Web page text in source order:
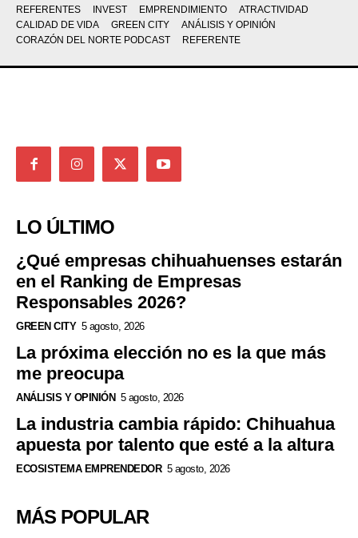
REFERENTES INVEST EMPRENDIMIENTO
ATRACTIVIDAD
CALIDAD DE VIDA
GREEN CITY
ANÁLISIS Y OPINIÓN
CORAZÓN DEL NORTE PODCAST
REFERENTE
LO ÚLTIMO
¿Qué empresas chihuahuenses estarán
en el Ranking de Empresas
Responsables 2026?
GREEN CITY 5 agosto, 2026
La próxima elección no es la que más
me preocupa
ANÁLISIS Y OPINIÓN 5 agosto, 2026
La industria cambia rápido: Chihuahua
apuesta por talento que esté a la altura
ECOSISTEMA EMPRENDEDOR 5 agosto, 2026
MÁS POPULAR